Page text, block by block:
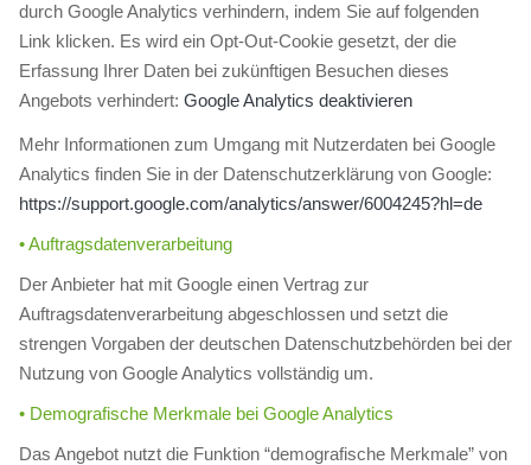
durch Google Analytics verhindern, indem Sie auf folgenden
Link klicken. Es wird ein Opt-Out-Cookie gesetzt, der die
Erfassung Ihrer Daten bei zukünftigen Besuchen dieses
Angebots verhindert: Google Analytics deaktivieren
Mehr Informationen zum Umgang mit Nutzerdaten bei Google
Analytics finden Sie in der Datenschutzerklärung von Google:
https://support.google.com/analytics/answer/6004245?hl=de
• Auftragsdatenverarbeitung
Der Anbieter hat mit Google einen Vertrag zur
Auftragsdatenverarbeitung abgeschlossen und setzt die
strengen Vorgaben der deutschen Datenschutzbehörden bei der
Nutzung von Google Analytics vollständig um.
• Demografische Merkmale bei Google Analytics
Das Angebot nutzt die Funktion “demografische Merkmale” von